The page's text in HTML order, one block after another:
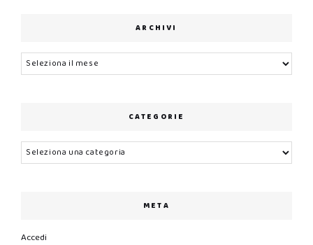
ARCHIVI
Archivi
CATEGORIE
Categorie
META
Accedi